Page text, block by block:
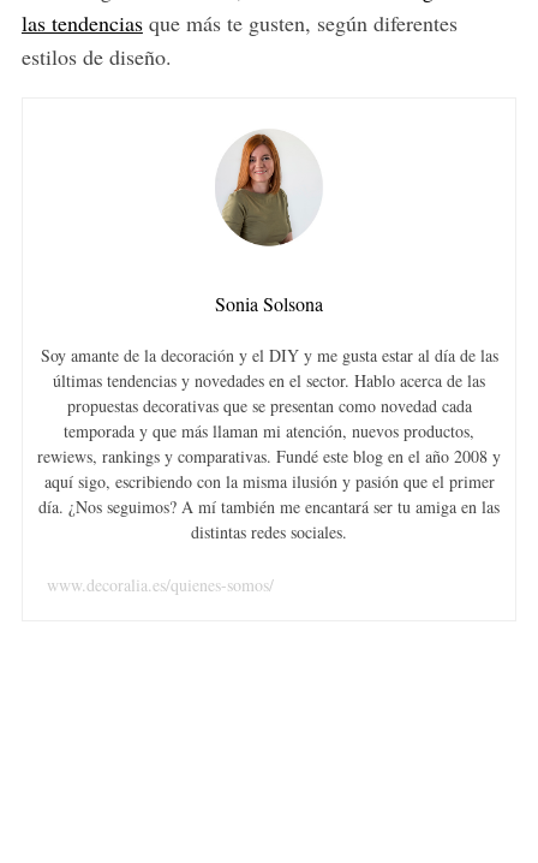
las tendenciasque más te gusten, según diferentes
estilos de diseño.
Sonia Solsona
Soy amante de la decoración y el DIY y me gusta estar al día de las
últimas tendencias y novedades en el sector. Hablo acerca de las
propuestas decorativas que se presentan como novedad cada
temporada y que más llaman mi atención, nuevos productos,
rewiews, rankings y comparativas. Fundé este blog en el año 2008 y
aquí sigo, escribiendo con la misma ilusión y pasión que el primer
día. ¿Nos seguimos? A mí también me encantará ser tu amiga en las
distintas redes sociales.
www.decoralia.es/quienes-somos/